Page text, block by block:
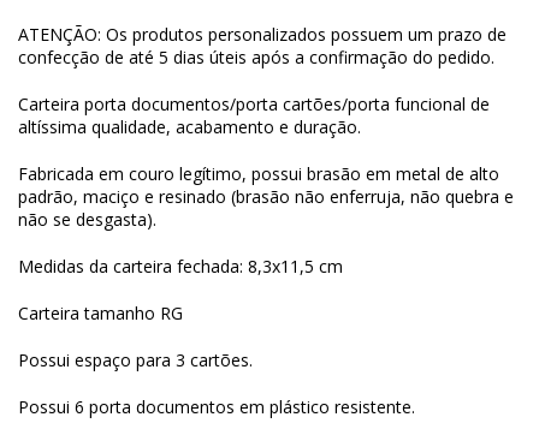
ATENÇÃO: Os produtos personalizados possuem um prazo de
confecção de até 5 dias úteis após a confirmação do pedido.
Carteira porta documentos/porta cartões/porta funcional de
altíssima qualidade, acabamento e duração.
Fabricada em couro legítimo, possui brasão em metal de alto
padrão, maciço e resinado (brasão não enferruja, não quebra e
não se desgasta).
Medidas da carteira fechada: 8,3x11,5 cm
Carteira tamanho RG
Possui espaço para 3 cartões.
Possui 6 porta documentos em plástico resistente.